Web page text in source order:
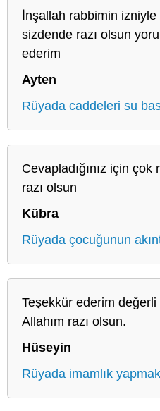
İnşallah rabbimin izniyle
sizdende razı olsun
ederim
Ayten
Rüyada caddeleri su
Cevapladığınız için
razı olsun
Kübra
Rüyada çocuğunun
Teşekkür ederim değerli
Allahım razı olsun.
Hüseyin
Rüyada imamlık yapmak